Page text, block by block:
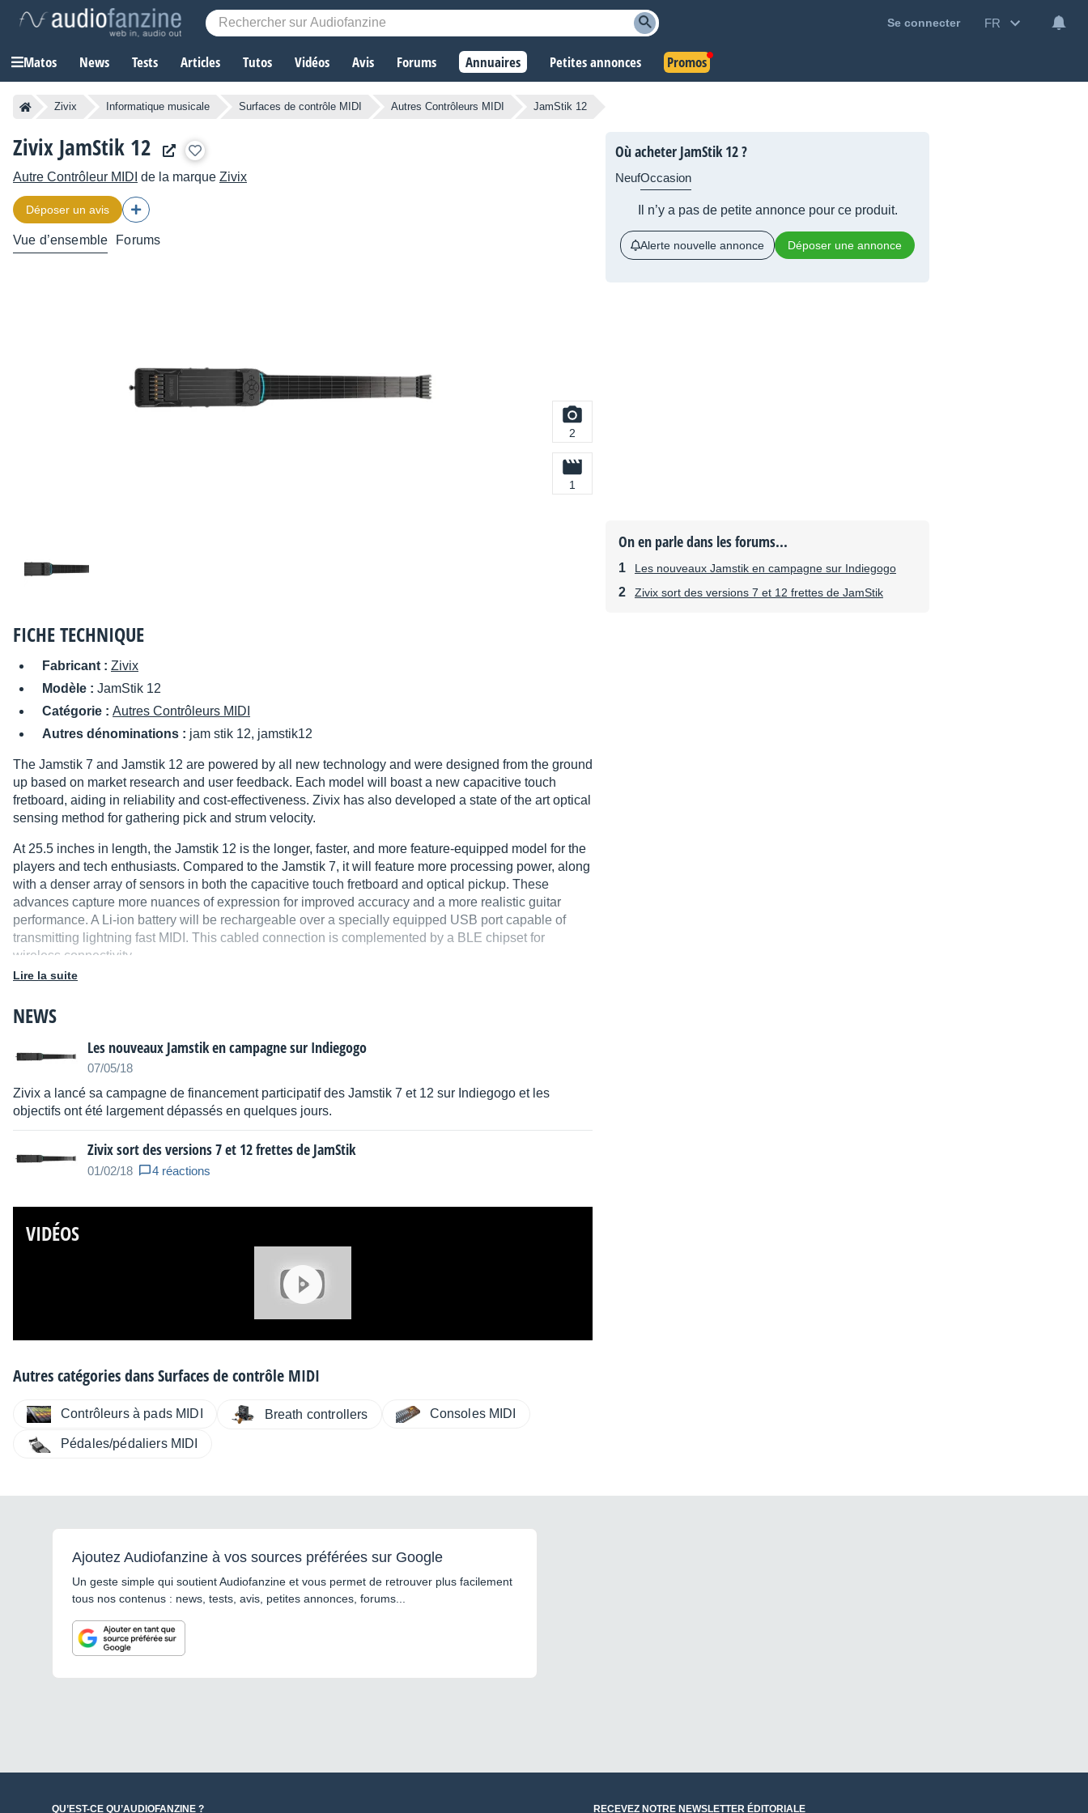
Se connecter FR
Matos News Tests Articles Tutos Vidéos Avis Forums Annuaires Petites annonces Promos
Zivix Informatique musicale Surfaces de contrôle MIDI Autres Contrôleurs MIDI JamStik 12
Zivix JamStik 12
Autre Contrôleur MIDI de la marque Zivix
Déposer un avis
Vue d’ensemble Forums
2
1
FICHE TECHNIQUE
Fabricant : Zivix
Modèle : JamStik 12
Catégorie : Autres Contrôleurs MIDI
Autres dénominations : jam stik 12, jamstik12
The Jamstik 7 and Jamstik 12 are powered by all new technology and were designed from the ground
up based on market research and user feedback. Each model will boast a new capacitive touch
fretboard, aiding in reliability and cost-effectiveness. Zivix has also developed a state of the art optical
sensing method for gathering pick and strum velocity.
At 25.5 inches in length, the Jamstik 12 is the longer, faster, and more feature-equipped model for the
players and tech enthusiasts. Compared to the Jamstik 7, it will feature more processing power, along
with a denser array of sensors in both the capacitive touch fretboard and optical pickup. These
advances capture more nuances of expression for improved accuracy and a more realistic guitar
performance. A Li-ion battery will be rechargeable over a specially equipped USB port capable of
transmitting lightning fast MIDI. This cabled connection is complemented by a BLE chipset for
wireless connectivity.
Lire la suite
NEWS
Les nouveaux Jamstik en campagne sur Indiegogo
07/05/18
Zivix a lancé sa campagne de financement participatif des Jamstik 7 et 12 sur Indiegogo et les
objectifs ont été largement dépassés en quelques jours.
Zivix sort des versions 7 et 12 frettes de JamStik
01/02/18 4 réactions
VIDÉOS
Autres catégories dansSurfaces de contrôle MIDI
Contrôleurs à pads MIDI Breath controllers Consoles MIDI
Pédales/pédaliers MIDI
Où acheter JamStik 12 ?
NeufOccasion
Il n’y a pas de petite annonce pour ce produit.
Alerte nouvelle annonce Déposer une annonce
On en parle dans les forums...
Les nouveaux Jamstik en campagne sur Indiegogo
Zivix sort des versions 7 et 12 frettes de JamStik
Ajoutez Audiofanzine à vos sources préférées sur Google
Un geste simple qui soutient Audiofanzine et vous permet de retrouver plus facilement
tous nos contenus : news, tests, avis, petites annonces, forums...
QU’EST-CE QU’AUDIOFANZINE ? RECEVEZ NOTRE NEWSLETTER ÉDITORIALE